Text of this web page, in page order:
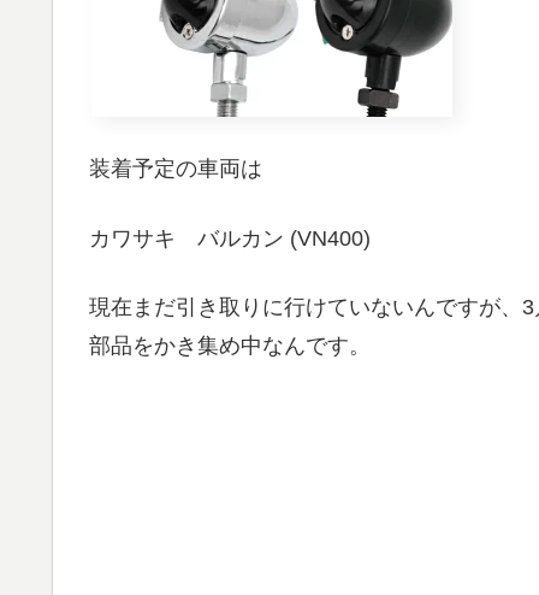
装着予定の車両は
カワサキ バルカン (VN400)
現在まだ引き取りに行けていないんですが、
部品をかき集め中なんです。